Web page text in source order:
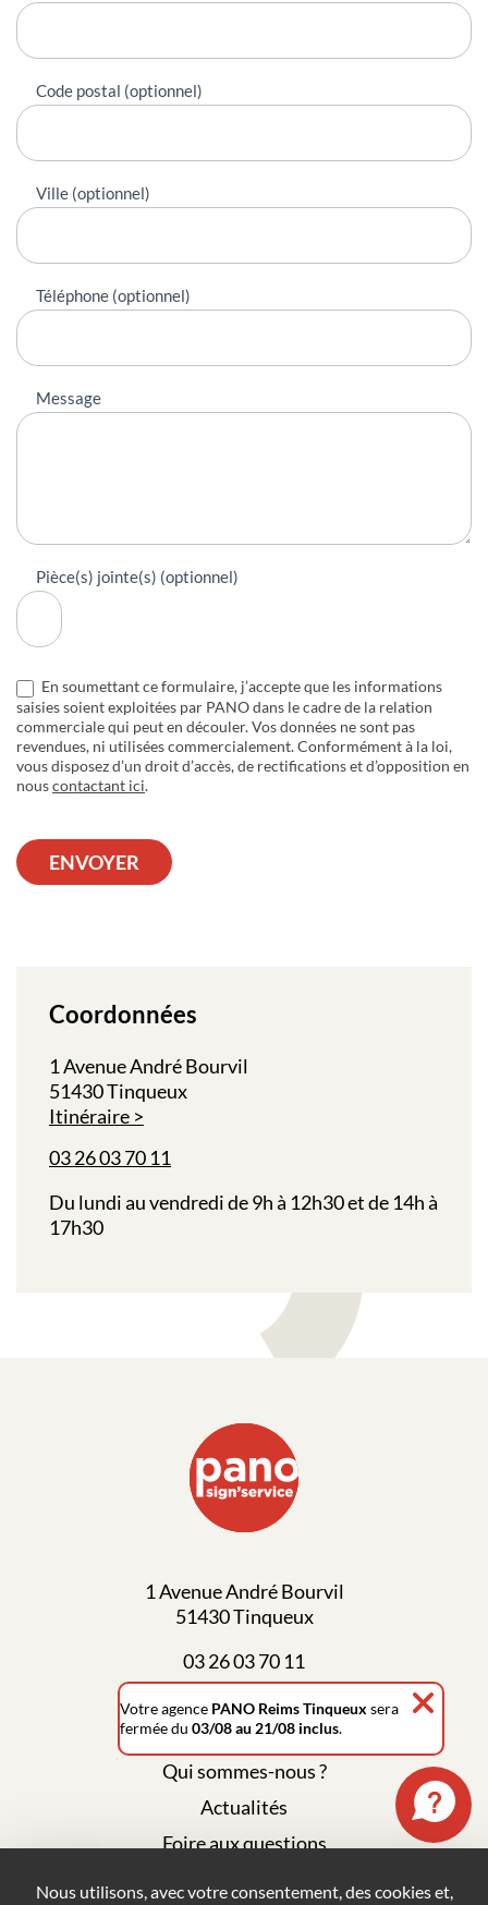
Code postal (optionnel)
Ville (optionnel)
Téléphone (optionnel)
Message
Pièce(s) jointe(s) (optionnel)
En soumettant ce formulaire, j’accepte que les informations
saisies soient exploitées par PANO dans le cadre de la relation
commerciale qui peut en découler. Vos données ne sont pas
revendues, ni utilisées commercialement. Conformément à la loi,
vous disposez d’un droit d’accès, de rectifications et d’opposition en
nouscontactant ici.
ENVOYER
Coordonnées
1 Avenue André Bourvil
51430 Tinqueux
Itinéraire
03 26 03 70 11
Du lundi au vendredi de 9h à 12h30 et de 14h à
17h30
1 Avenue André Bourvil
51430 Tinqueux
03 26 03 70 11
Qui sommes-nous ?
Actualités
Foire aux questions
Votre agence PANO Reims Tinqueux sera
fermée du 03/08 au 21/08 inclus.
Nous utilisons, avec votre consentement, des cookies et,